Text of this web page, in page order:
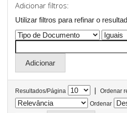
Adicionar filtros:
Utilizar filtros para refinar o
Resultados/Página |
Ordenar
Ordenar